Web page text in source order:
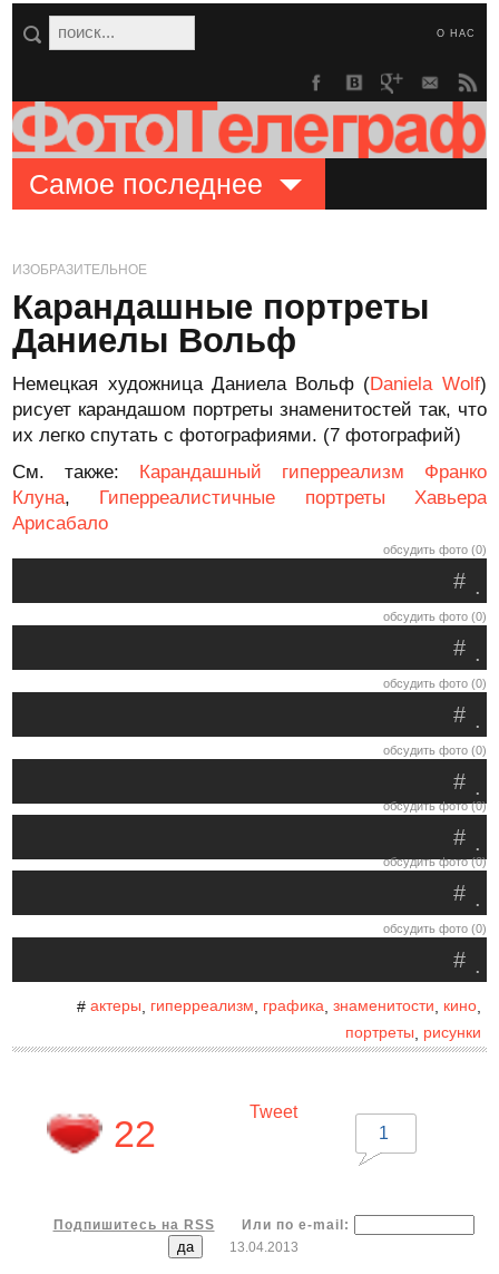
О НАС
Самое последнее
ИЗОБРАЗИТЕЛЬНОЕ
Карандашные портреты
Даниелы Вольф
Немецкая художница Даниела Вольф (Daniela Wolf)
рисует карандашом портреты знаменитостей так, что
их легко спутать с фотографиями. (7 фотографий)
См. также: Карандашный гиперреализм Франко
Клуна, Гиперреалистичные портреты Хавьера
Арисабало
обсудить фото (0)
.
#
обсудить фото (0)
.
#
обсудить фото (0)
.
#
обсудить фото (0)
.
#
обсудить фото (0)
.
#
обсудить фото (0)
.
#
обсудить фото (0)
.
#
# актеры гиперреализм графика, знаменитости кино,
портреты
рисунки
22
Tweet
1
Подпишитесь на RSS
Или по e-mail:
13.04.2013